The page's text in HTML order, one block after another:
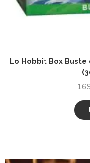
Lo Hobbit Box Buste